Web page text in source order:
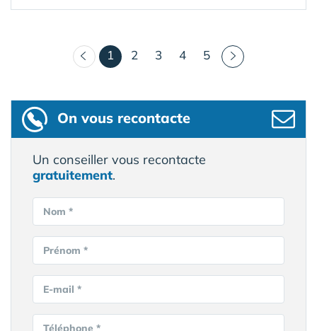
1 (courant)
2 3 4 5
On vous recontacte
Un conseiller vous recontacte
gratuitement.
Nom *
Prénom *
E-mail *
Téléphone *